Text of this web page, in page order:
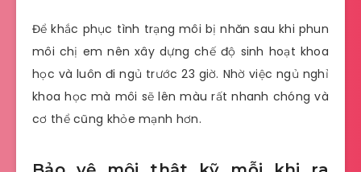
Để khắc phục tình trạng môi bị nhăn sau khi phun
môi chị em nên xây dựng chế độ sinh hoạt khoa
học và luôn đi ngủ trước 23 giờ. Nhờ việc ngủ nghỉ
khoa học mà môi sẽ lên màu rất nhanh chóng và
cơ thể cũng khỏe mạnh hơn.